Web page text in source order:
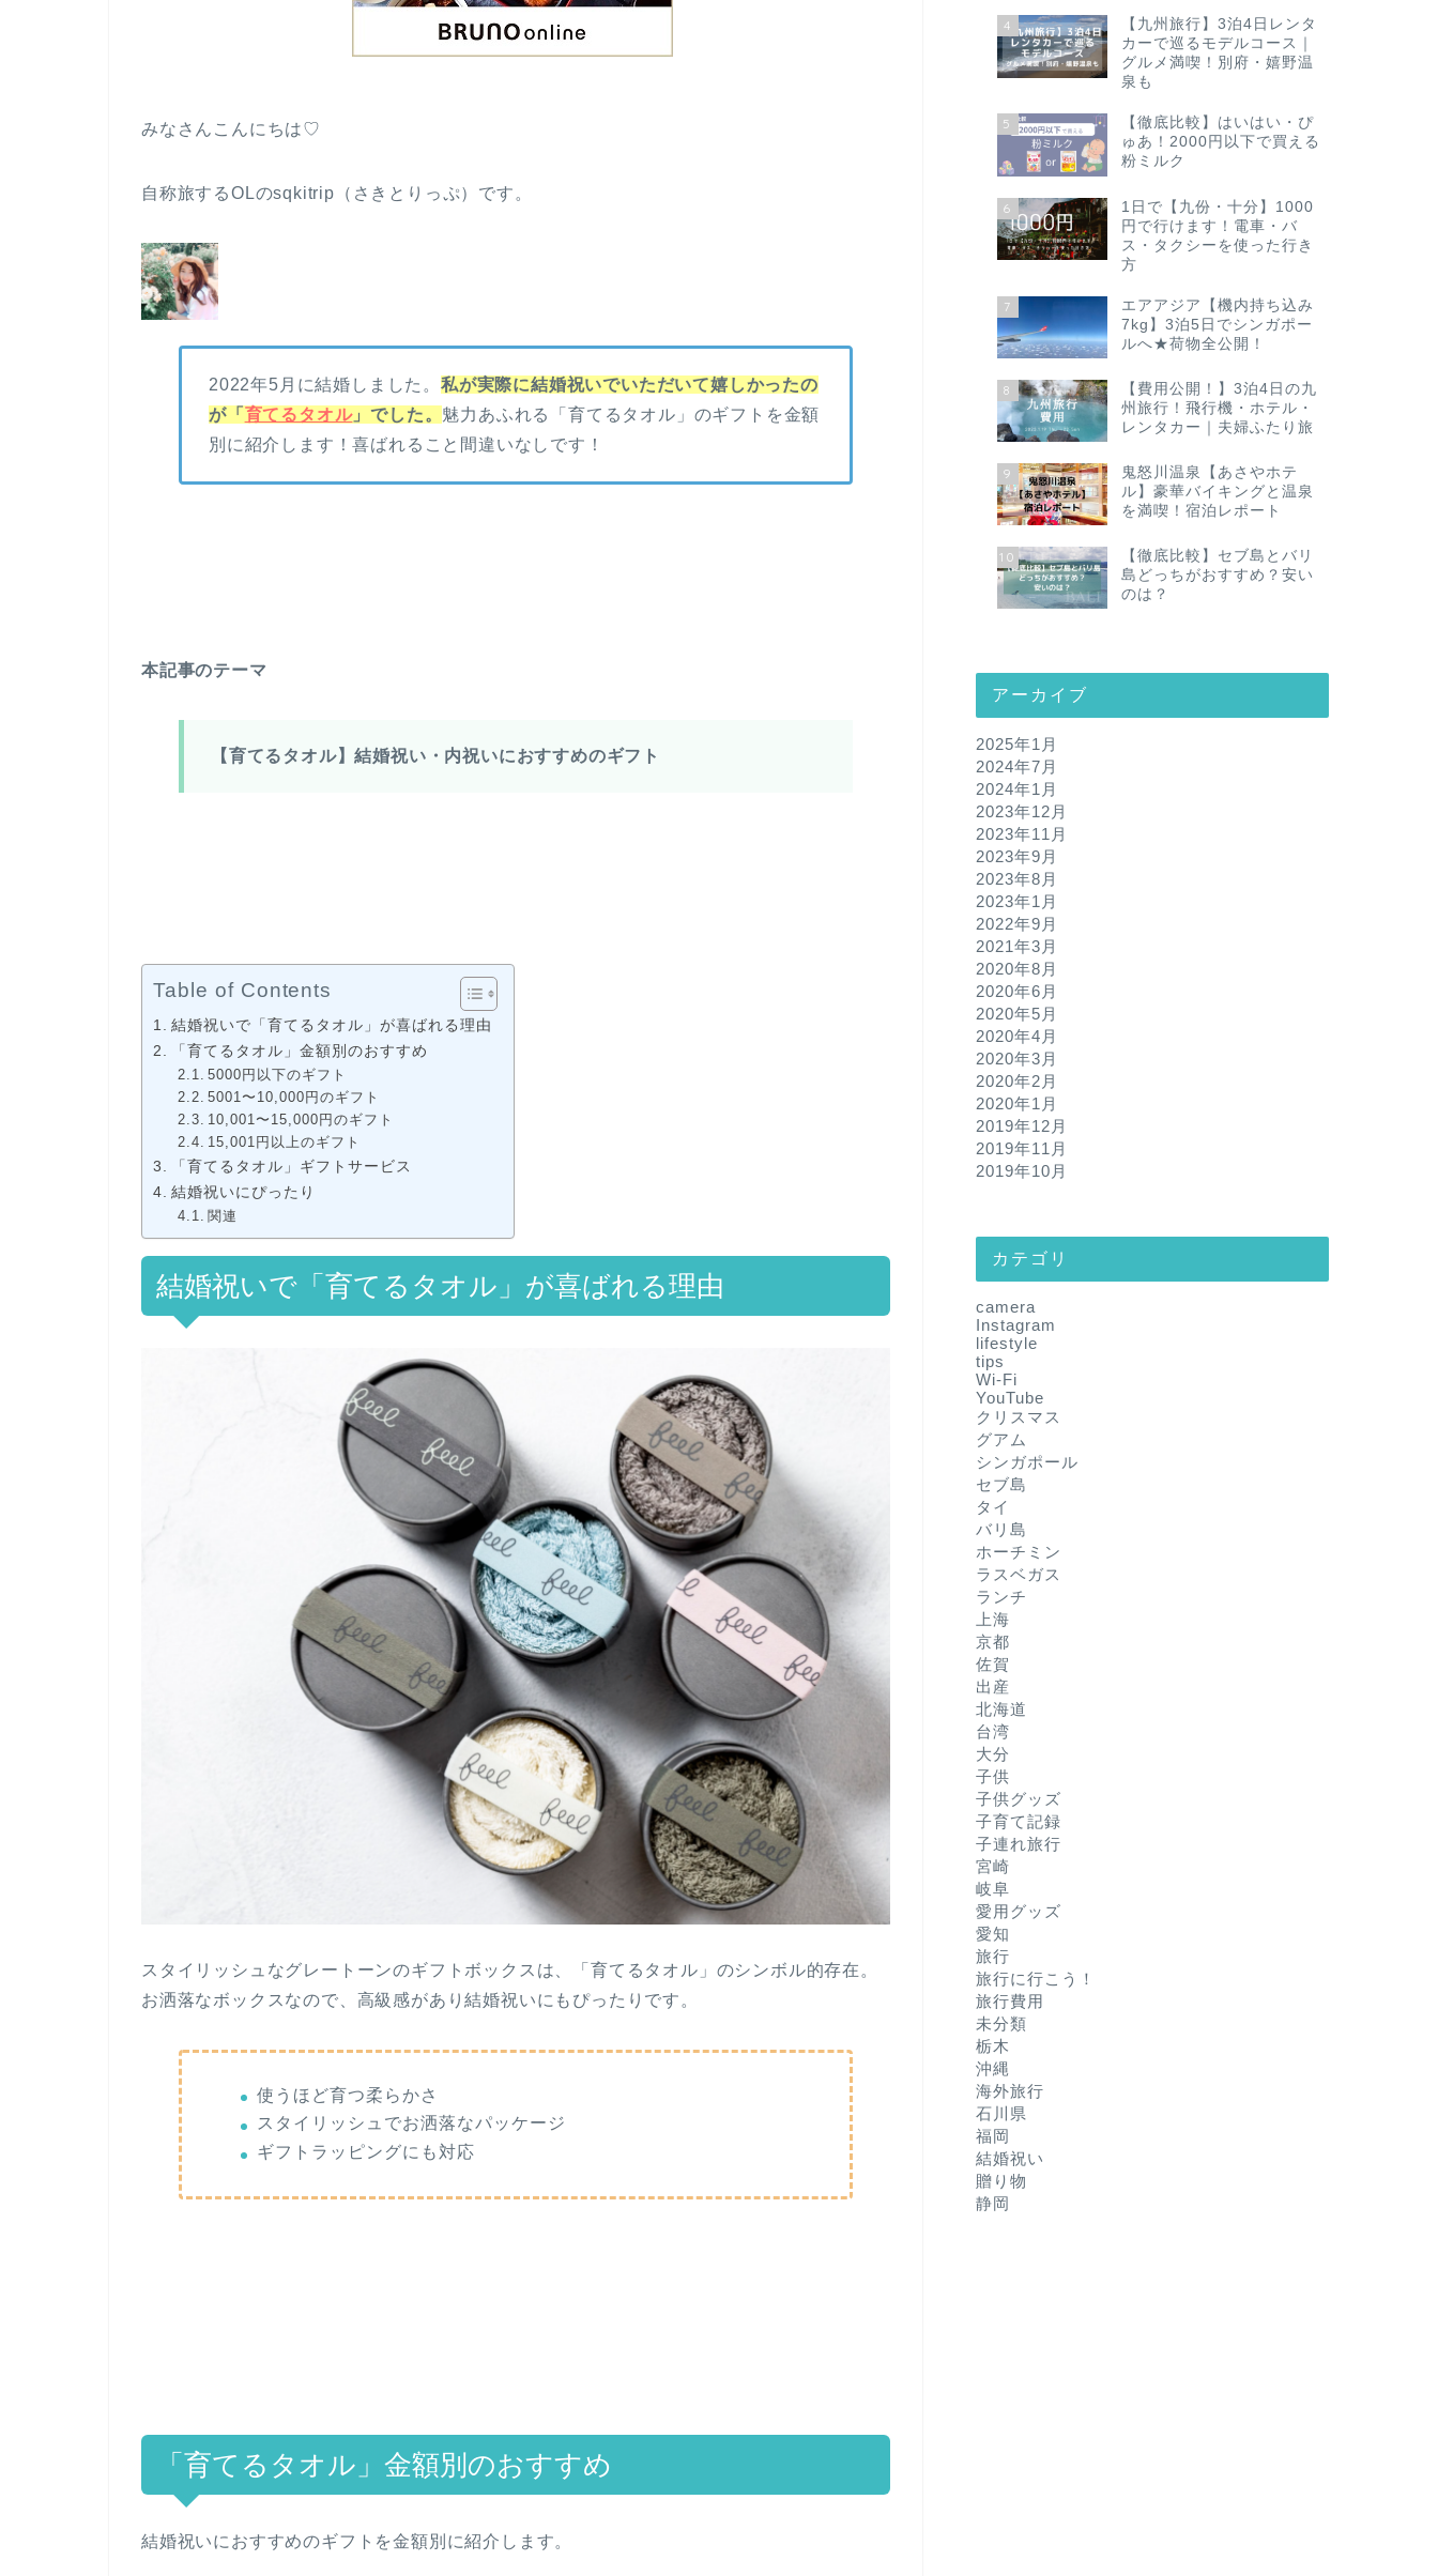
みなさんこんにちは♡
自称旅するOLのsqkitrip（さきとりっぷ）です。
2022年5月に結婚しました。 私が実際に結婚祝いでいただいて嬉しかったの
が「 育てるタオル」でした。 魅力あふれる「育てるタオル」のギフトを金額
別に紹介します！喜ばれること間違いなしです！
本記事のテーマ
【育てるタオル】結婚祝い・内祝いにおすすめのギフト
Table of Contents
結婚祝いで「育てるタオル」が喜ばれる理由
「育てるタオル」金額別のおすすめ
5000円以下のギフト
5001〜10,000円のギフト
10,001〜15,000円のギフト
15,001円以上のギフト
「育てるタオル」ギフトサービス
結婚祝いにぴったり
関連
結婚祝いで「育てるタオル」が喜ばれる理由
スタイリッシュなグレートーンのギフトボックスは、「育てるタオル」のシンボル的存在。
お洒落なボックスなので、高級感があり結婚祝いにもぴったりです。
使うほど育つ柔らかさ
スタイリッシュでお洒落なパッケージ
ギフトラッピングにも対応
「育てるタオル」金額別のおすすめ
結婚祝いにおすすめのギフトを金額別に紹介します。
4
【九州旅行】3泊4日レンタ
カーで巡るモデルコース｜
グルメ満喫！別府・嬉野温
泉も
5
【徹底比較】はいはい・ぴ
ゅあ！2000円以下で買える
粉ミルク
6
1日で【九份・十分】1000
円で行けます！電車・バ
ス・タクシーを使った行き
方
7
エアアジア【機内持ち込み
7kg】3泊5日でシンガポー
ルへ★荷物全公開！
8
【費用公開！】3泊4日の九
州旅行！飛行機・ホテル・
レンタカー｜夫婦ふたり旅
9
鬼怒川温泉【あさやホテ
ル】豪華バイキングと温泉
を満喫！宿泊レポート
10
【徹底比較】セブ島とバリ
島どっちがおすすめ？安い
のは？
アーカイブ
2025年1月
2024年7月
2024年1月
2023年12月
2023年11月
2023年9月
2023年8月
2023年1月
2022年9月
2021年3月
2020年8月
2020年6月
2020年5月
2020年4月
2020年3月
2020年2月
2020年1月
2019年12月
2019年11月
2019年10月
カテゴリ
camera
Instagram
lifestyle
tips
Wi-Fi
YouTube
クリスマス
グアム
シンガポール
セブ島
タイ
バリ島
ホーチミン
ラスベガス
ランチ
上海
京都
佐賀
出産
北海道
台湾
大分
子供
子供グッズ
子育て記録
子連れ旅行
宮崎
岐阜
愛用グッズ
愛知
旅行
旅行に行こう！
旅行費用
未分類
栃木
沖縄
海外旅行
石川県
福岡
結婚祝い
贈り物
静岡